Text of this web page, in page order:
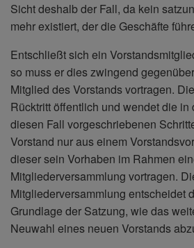
Sicht deshalb der Fall, da kein
mehr existiert, der die Geschäfte
Entschließt sich ein
so muss er dies zwingend
Mitglied des Vorstands vortragen.
Rücktritt öffentlich und wendet die in
diesen Fall vorgeschriebenen
Vorstand nur aus einem
dieser sein Vorhaben im Rahmen
Mitgliederversammlung vortragen.
Mitgliederversammlung entscheidet
Grundlage der Satzung, wie das
Neuwahl eines neuen Vorstands